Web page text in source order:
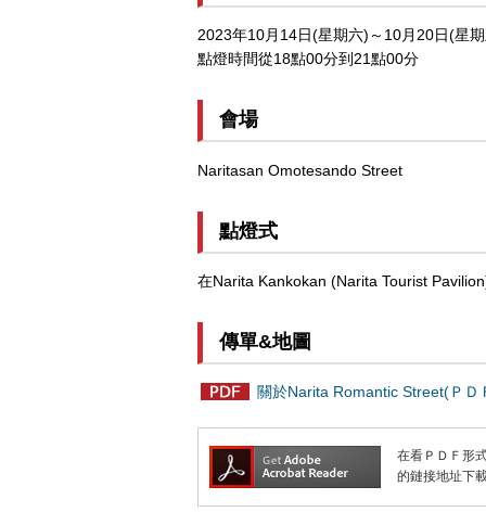
2023年10月14日(星期六)～10月20日(星
點燈時間從18點00分到21點00分
會場
Naritasan Omotesando Street
點燈式
在Narita Kankokan (Narita Tourist
傳單&地圖
關於Narita Romantic Street(ＰＤ
在看ＰＤＦ形
的鏈接地址下